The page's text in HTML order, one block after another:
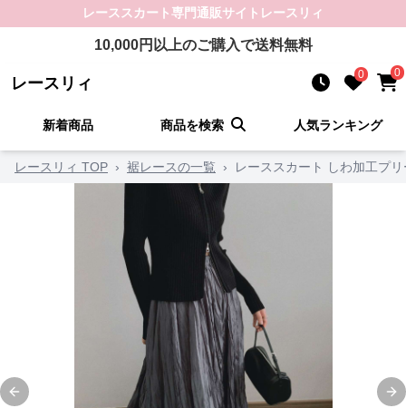
レーススカート専門通販サイト レースリィ
10,000円以上のご購入で送料無料
レースリィ 0 0
新着商品 商品を検索 人気ランキング
レースリィ TOP › 裾レースの一覧 › レーススカート しわ加工プ
Previous slide